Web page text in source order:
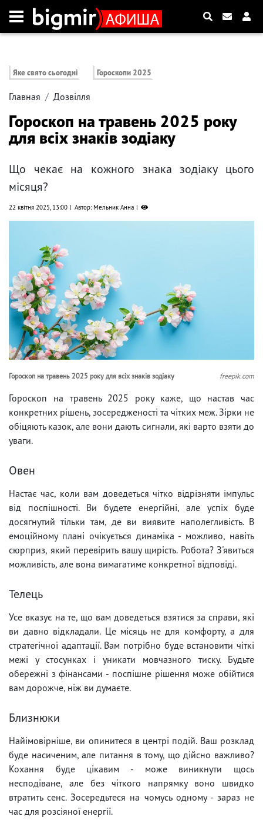
Яке свято сьогодні Гороскопи 2025
Главная Дозвілля
Гороскоп на травень 2025 року
для всіх знаків зодіаку
Що чекає на кожного знака зодіаку цього
місяця?
22 квітня 2025, 13:00 Автор: Мельник Анна
Гороскоп на травень 2025 року для всіх знаків зодіаку freepik.com
Гороскоп на травень 2025 року каже, що настав час
конкретних рішень, зосередженості та чітких меж. Зірки не
обіцяють казок, але вони дають сигнали, які варто взяти до
уваги.
Овен
Настає час, коли вам доведеться чітко відрізняти імпульс
від поспішності. Ви будете енергійні, але успіх буде
досягнутий тільки там, де ви виявите наполегливість. В
емоційному плані очікується динаміка - можливо, навіть
сюрприз, який перевірить вашу щирість. Робота? З'явиться
можливість, але вона вимагатиме конкретної відповіді.
Телець
Усе вказує на те, що вам доведеться взятися за справи, які
ви давно відкладали. Це місяць не для комфорту, а для
стратегічної адаптації. Вам потрібно буде встановити чіткі
межі у стосунках і уникати мовчазного тиску. Будьте
обережні з фінансами - поспішне рішення може обійтися
вам дорожче, ніж ви думаєте.
Близнюки
Найімовірніше, ви опинитеся в центрі подій. Ваш розклад
буде насиченим, але питання в тому, що дійсно важливо?
Кохання буде цікавим - може виникнути щось
несподіване, але без чіткого напрямку воно швидко
втратить сенс. Зосередьтеся на чомусь одному - зараз не
час для розсіяної енергії.